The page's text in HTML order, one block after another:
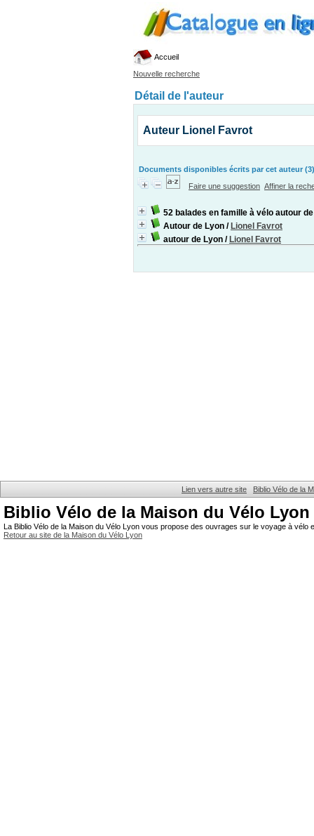
Accueil
Nouvelle recherche
Détail de l'auteur
Auteur Lionel Favrot
Documents disponibles écrits par cet auteur (3)
Faire une suggestion Affiner la
52 balades en famille à vélo autour
Autour de Lyon / Lionel Favrot
autour de Lyon / Lionel Favrot
Lien vers autre site Biblio Vélo de la
Biblio Vélo de la Maison du Vélo Lyon
La Biblio Vélo de la Maison du Vélo Lyon vous propose des ouvrages sur le voyage à
Retour au site de la Maison du Vélo Lyon